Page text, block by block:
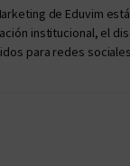
de Eduvim
institucional, el
para redes